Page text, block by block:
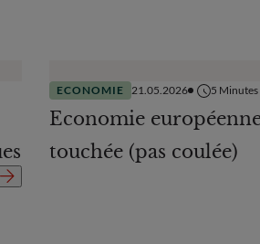
ECONOMIE 21.05.2026 5 Minutes
Economie
touchée (pas coulée)